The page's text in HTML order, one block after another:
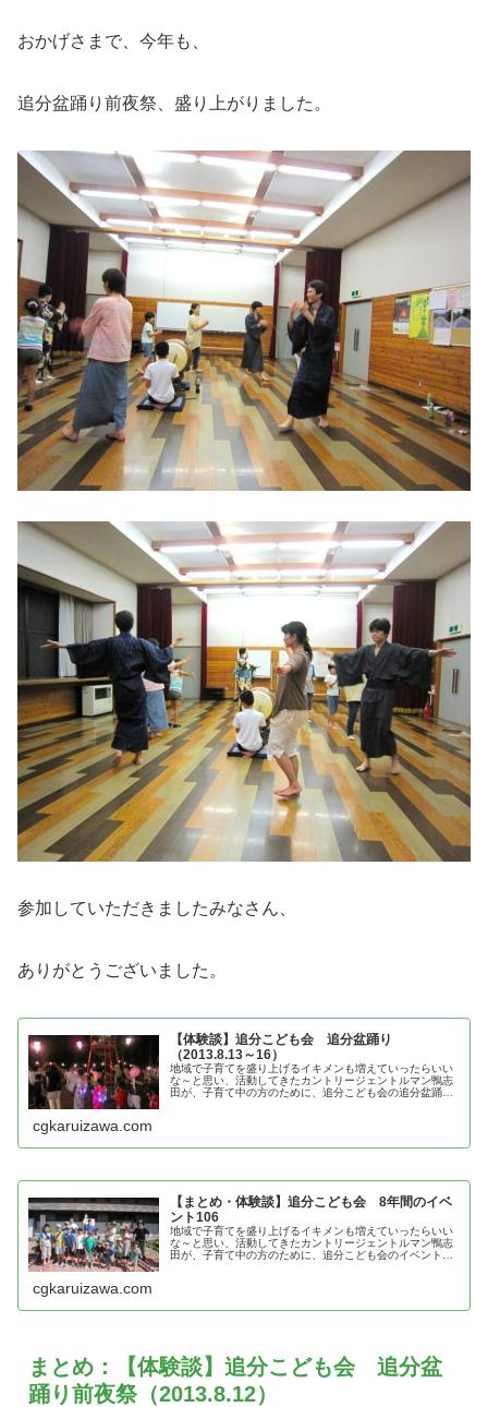
おかげさまで、今年も、
追分盆踊り前夜祭、盛り上がりました。
参加していただきましたみなさん、
ありがとうございました。
【体験談】追分こども会 追分盆踊り
（2013.8.13～16）
地域で子育てを盛り上げるイキメンも増えていったらいい
な～と思い、活動してきたカントリージェントルマン鴨志
田が、子育て中の方のために、追分こども会の追分盆踊り
cgkaruizawa.com
【まとめ・体験談】追分こども会 8年間のイベ
ント106
地域で子育てを盛り上げるイキメンも増えていったらいい
な～と思い、活動してきたカントリージェントルマン鴨志
田が、子育て中の方のために、追分こども会のイベントの
cgkaruizawa.com
まとめ：【体験談】追分こども会 追分盆
踊り前夜祭（2013.8.12）